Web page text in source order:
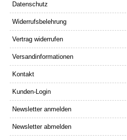
Datenschutz
Widerrufsbelehrung
Vertrag widerrufen
Versandinformationen
Kontakt
Kunden-Login
Newsletter anmelden
Newsletter abmelden